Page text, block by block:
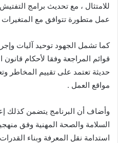
للامتثال ، مع تحديث برامج
عمل متطورة تتوافق مع المتغيرات
كما تشمل الجهود توحيد آليات
قوائم المراجعة وفقا لأحكام
حديثة تعتمد على تقييم المخاطر
مواقع العمل .
وأضاف أن البرنامج يتضمن كذلك
السلامة والصحة المهنية وفق
استدامة نقل المعرفة وبناء